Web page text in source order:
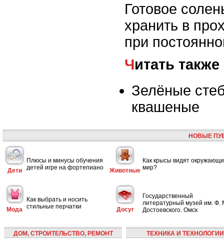
Готовое
хранить в
при
Читать также
Зелёные
квашеные
НОВЫЕ
Дети
Плюсы и минусы обучения
детей игре на фортепиано
Животные
Как крысы видят
мир?
Мода
Как выбрать и носить
стильные перчатки
Досуг
Государственный
литературный музей им. Ф.
Достоевского. Омск
ДОМ, СТРОИТЕЛЬСТВО, РЕМОНТ ТЕХНИКА И ТЕХНОЛОГИИ